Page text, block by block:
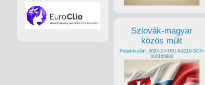
Szlovák-magyar
közös múlt
Projektszám: 2023-2-HU01-KA210-SCH-
000169882